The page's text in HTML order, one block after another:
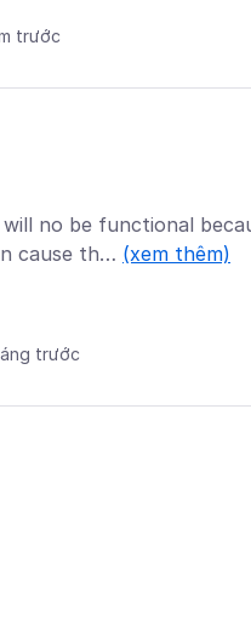
trước
no be functional
cause th… (xem thêm)
trước